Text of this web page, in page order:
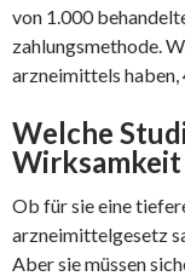
von 1.000
zahlungsmethode.
arzneimittels
Welche
Ob für sie eine
arzneimittelgesetz
Aber sie müssen